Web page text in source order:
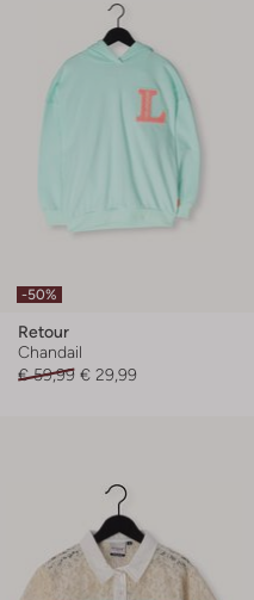
-50%
Retour
Chandail
€ 59,99 € 29,99